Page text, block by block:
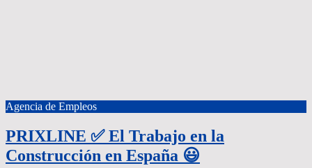
Agencia de Empleos
PRIXLINE ✅ El Trabajo en la
Construcción en España 😃